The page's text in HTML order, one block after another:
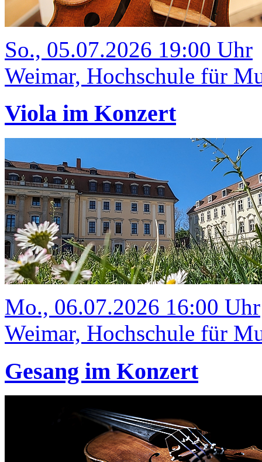
So., 05.07.2026 19:00 Uhr
Weimar, Hochschule für
Viola im Konzert
Mo., 06.07.2026 16:00 Uhr
Weimar, Hochschule für
Gesang im Konzert